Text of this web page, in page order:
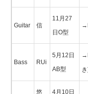
Guitar 信
11月27
日O型
Bass RUi
5月12日
AB型
悠 4月10日